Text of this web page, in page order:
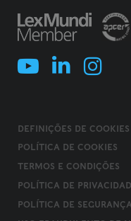
DEFINIÇÕES DE COOKIES
POLÍTICA DE COOKIES
TERMOS E CONDIÇÕES
POLÍTICA DE
POLÍTICA DE